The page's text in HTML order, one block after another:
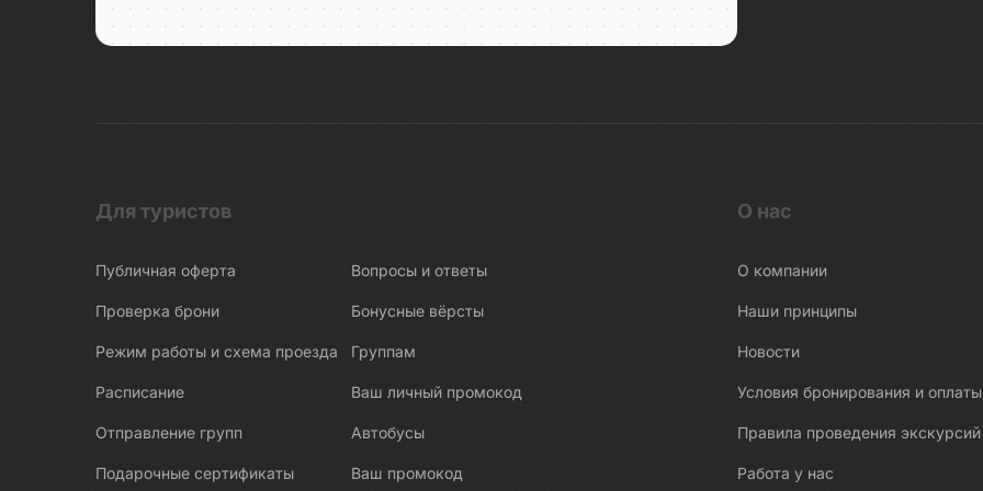
Бобруйск
Богословка
Богота
Бодрум
Бологое
Болото Ельня
Для туристов
Публичная оферта
Проверка брони
Режим работы и схема проезда
Расписание
Отправление групп
Подарочные сертификаты
Вопросы и ответы
Бонусные вёрсты
Группам
Ваш личный промокод
Автобусы
Ваш промокод
О нас
О компании
Наши принципы
Новости
Условия бронирования и оплаты
Правила проведения экскурсий
Работа у нас